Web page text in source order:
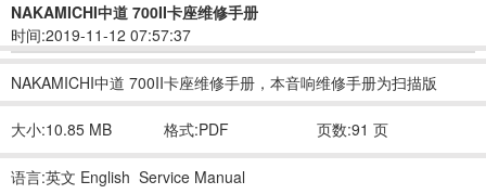
NAKAMICHI中道 700II卡座维修手册
时间:2019-11-12 07:57:37
NAKAMICHI中道 700II卡座维修手册，本音响维修手册为扫描版
大小:10.85 MB 格式:PDF 页数:91 页
语言:英文 English Service Manual